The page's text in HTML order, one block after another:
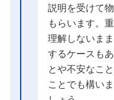
説明を受けて
もらいます。
理解しないま
するケースも
とや不安なこ
ことでも構い